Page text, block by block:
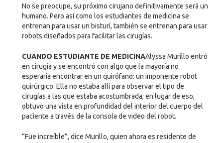
No se preocupe, su próximo cirujano definitivamente será un
humano. Pero así como los estudiantes de medicina se
entrenan para usar un bisturí, también se entrenan para usar
robots diseñados para facilitar las cirugías.
CUANDO ESTUDIANTE DE MEDICINAAlyssa Murillo entró
en cirugía y se encontró con algo que la mayoría no
esperaría encontrar en un quirófano: un imponente robot
quirúrgico. Ella no estaba allí para observar el tipo de
cirugías a las que estaba acostumbrada; en lugar de eso,
obtuvo una vista en profundidad del interior del cuerpo del
paciente a través de la consola de video del robot.
“Fue increíble”, dice Murillo, quien ahora es residente de